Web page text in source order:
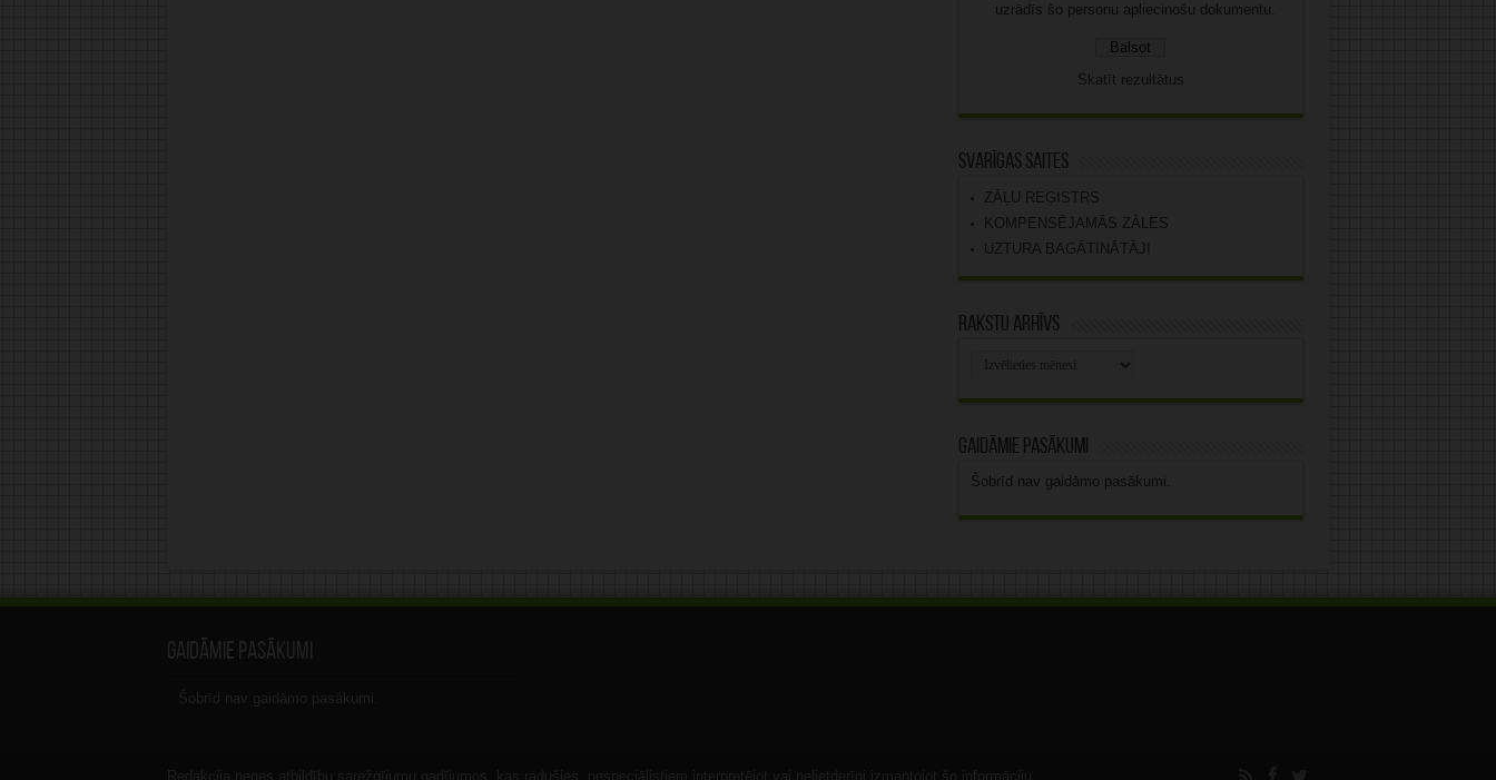
uzrādīs šo personu apliecinošu dokumentu.
Skatīt rezultātus
Svarīgas saites
ZĀĻU REĢISTRS
KOMPENSĒJAMĀS ZĀLES
UZTURA BAGĀTINĀTĀJI
Rakstu arhīvs
Gaidāmie pasākumi
Šobrīd nav gaidāmo pasākumi.
Gaidāmie pasākumi
Šobrīd nav gaidāmo pasākumi.
Redakcija nenes atbildību sarežģījumu gadījumos, kas radušies, nespeciālistiem interpretējot vai nelietderīgi izmantojot šo informāciju.